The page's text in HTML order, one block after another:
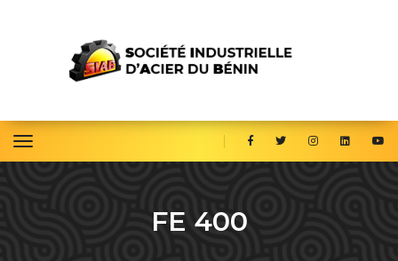
toggle navigation
FE 400